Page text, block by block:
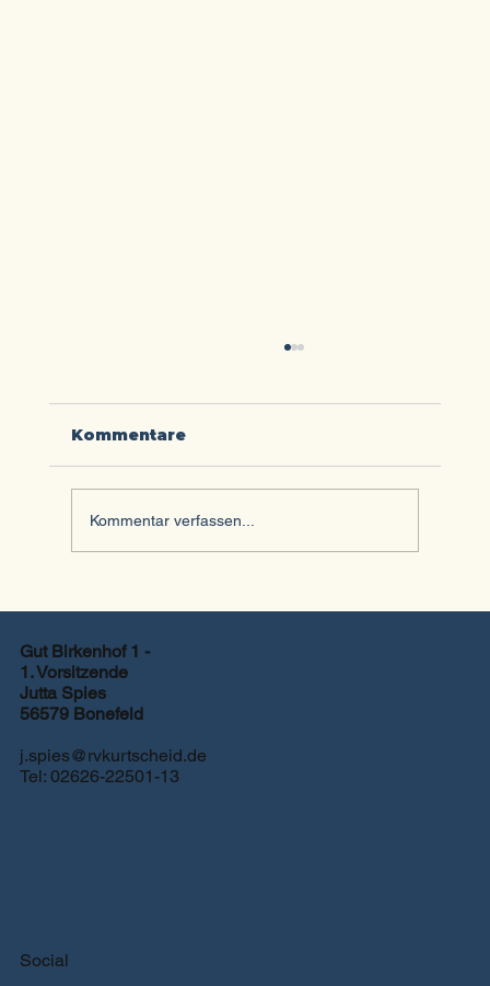
Kommentare
Kommentar verfassen...
Gut Birkenhof 1 -
1. Vorsitzende
Jutta Spies
56579 Bonefeld
j.spies@rvkurtscheid.de
Tel: 02626-22501-13
Social